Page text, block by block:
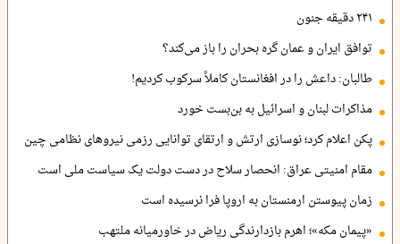
۲۴۱ دقیقه جنون
توافق ایران و عمان گره بحران را باز می‌کند؟
طالبان: داعش را در افغانستان کاملاً سرکوب کردیم!
مذاکرات لبنان و اسرائیل به بن‌بست خورد
پکن اعلام کرد؛ نوسازی ارتش و ارتقای توانایی رزمی نیروهای نظامی چین
مقام امنیتی عراق: انحصار سلاح در دست دولت یک سیاست ملی است
زمان پیوستن ارمنستان به اروپا فرا نرسیده است
«پیمان مکه»؛ اهرم بازدارندگی ریاض در خاورمیانه ملتهب